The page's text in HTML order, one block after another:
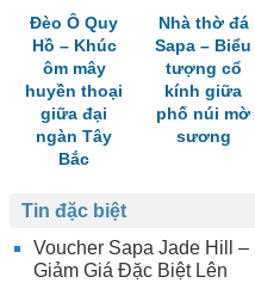
Đèo Ô Quy
Hồ – Khúc
ôm mây
huyền thoại
giữa đại
ngàn Tây
Bắc
Nhà thờ đá
Sapa – Biểu
tượng cổ
kính giữa
phố núi mờ
sương
Tin đặc biệt
Voucher Sapa Jade Hill –
Giảm Giá Đặc Biệt Lên